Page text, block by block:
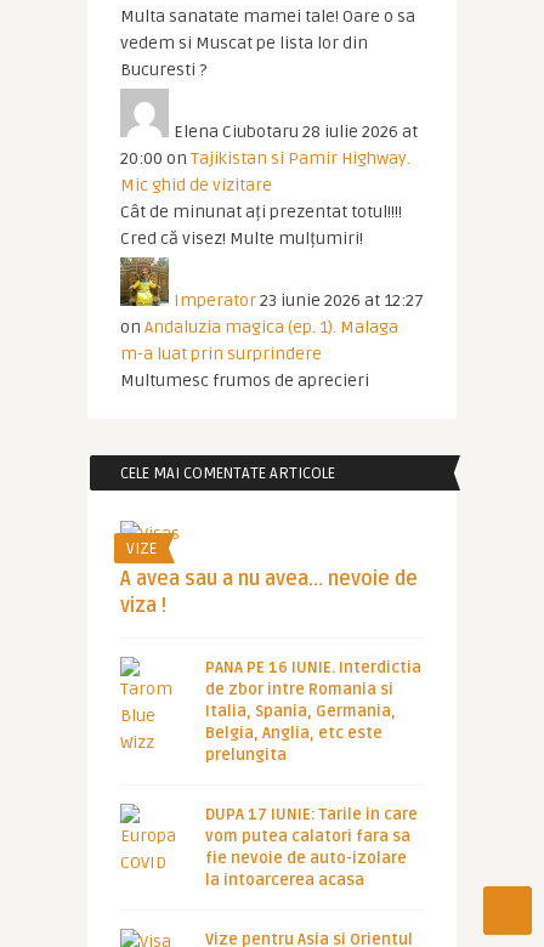
Multa sanatate mamei tale! Oare o sa
vedem si Muscat pe lista lor din
Bucuresti ?
Elena Ciubotaru 28 iulie 2026 at
20:00 on Tajikistan si Pamir Highway.
Mic ghid de vizitare
Cât de minunat ați prezentat totul!!!!
Cred că visez! Multe mulțumiri!
Imperator23 iunie 2026 at 12:27
on Andaluzia magica (ep. 1). Malaga
m-a luat prin surprindere
Multumesc frumos de aprecieri
CELE MAI COMENTATE ARTICOLE
VIZE
A avea sau a nu avea… nevoie de
viza !
PANA PE 16 IUNIE. Interdictia
de zbor intre Romania si
Italia, Spania, Germania,
Belgia, Anglia, etc este
prelungita
DUPA 17 IUNIE: Tarile in care
vom putea calatori fara sa
fie nevoie de auto-izolare
la intoarcerea acasa
Vize pentru Asia si Orientul